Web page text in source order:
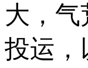
大，
投运，